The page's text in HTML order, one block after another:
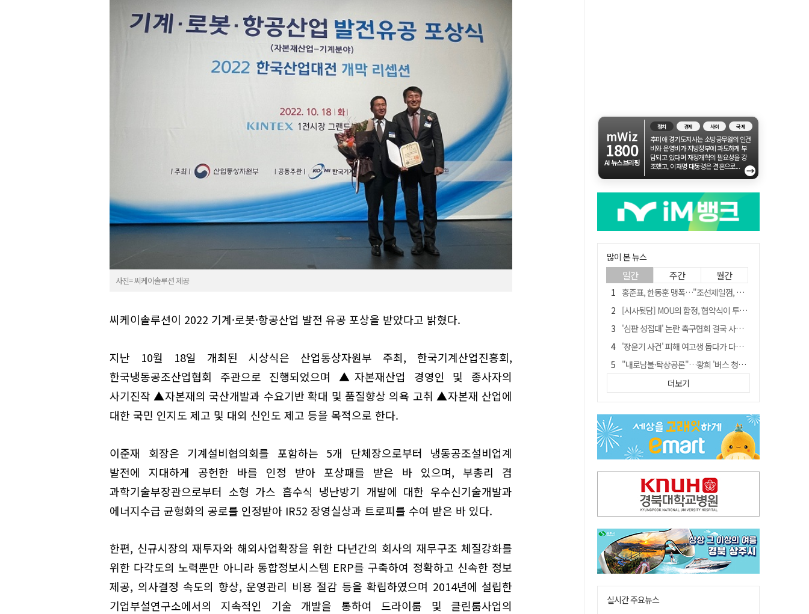
사진= 씨케이솔루션 제공
씨케이솔루션이 2022 기계·로봇·항공산업 발전 유공 포상을 받았다고 밝혔다.
지난 10월 18일 개최된 시상식은 산업통상자원부 주최, 한국기계산업진흥회,
한국냉동공조산업협회 주관으로 진행되었으며 ▲자본재산업 경영인 및 종사자의
사기진작 ▲자본재의 국산개발과 수요기반 확대 및 품질향상 의욕 고취 ▲자본재 산업에
대한 국민 인지도 제고 및 대외 신인도 제고 등을 목적으로 한다.
이준재 회장은 기계설비협의회를 포함하는 5개 단체장으로부터 냉동공조설비업계
발전에 지대하게 공헌한 바를 인정 받아 포상패를 받은 바 있으며, 부총리 겸
과학기술부장관으로부터 소형 가스 흡수식 냉난방기 개발에 대한 우수신기술개발과
에너지수급 균형화의 공로를 인정받아 IR52 장영실상과 트로피를 수여 받은 바 있다.
한편, 신규시장의 재투자와 해외사업확장을 위한 다년간의 회사의 재무구조 체질강화를
위한 다각도의 노력뿐만 아니라 통합정보시스템 ERP를 구축하여 정확하고 신속한 정보
제공, 의사결정 속도의 향상, 운영관리 비용 절감 등을 확립하였으며 2014년에 설립한
기업부설연구소에서의 지속적인 기술 개발을 통하여 드라이룸 및 클린룸사업의
mWiz
1800
AI 뉴스브리핑
정치 경제 사회 국제
추미애 경기도지사는 소방공무원의 인건
비와 운영비가 지방정부에 과도하게 부
담되고 있다며 재정개혁의 필요성을 강
조했고, 이재명 대통령은 결혼으로...
→
많이 본 뉴스
일간 주간 월간
홍준표, 한동훈 맹폭…"조선제일껌, 권력에 살고 권력에 죽었다"
[시사뒷담] MOU의 함정, 협약식이 투자 확정은 아니긴 해
'심판 성접대' 논란 축구협회 결국 사과…"깊이 반성, 쇄신하겠다"
'장윤기 사건' 피해 여고생 돕다가 다친 고교생, 의상자 인정
"내로남불·탁상공론"…황희 '버스 청년주택' 제안에 與 내부서도 쓴소리
"경로당 통장에 비밀번호가 적혀 있다"…전국 돌며 경로당 13곳 턴 30대 구속
예안향교 대성전, '국가지정 보물로 지정'
"침대에 결박, 탈진"…평생 교회서 산 11세 남아, 병원 이송 끝 숨져
거동 불편 모녀 덮친 새벽 화재…90대 어머니·60대 딸 숨져
더보기
실시간 주요뉴스